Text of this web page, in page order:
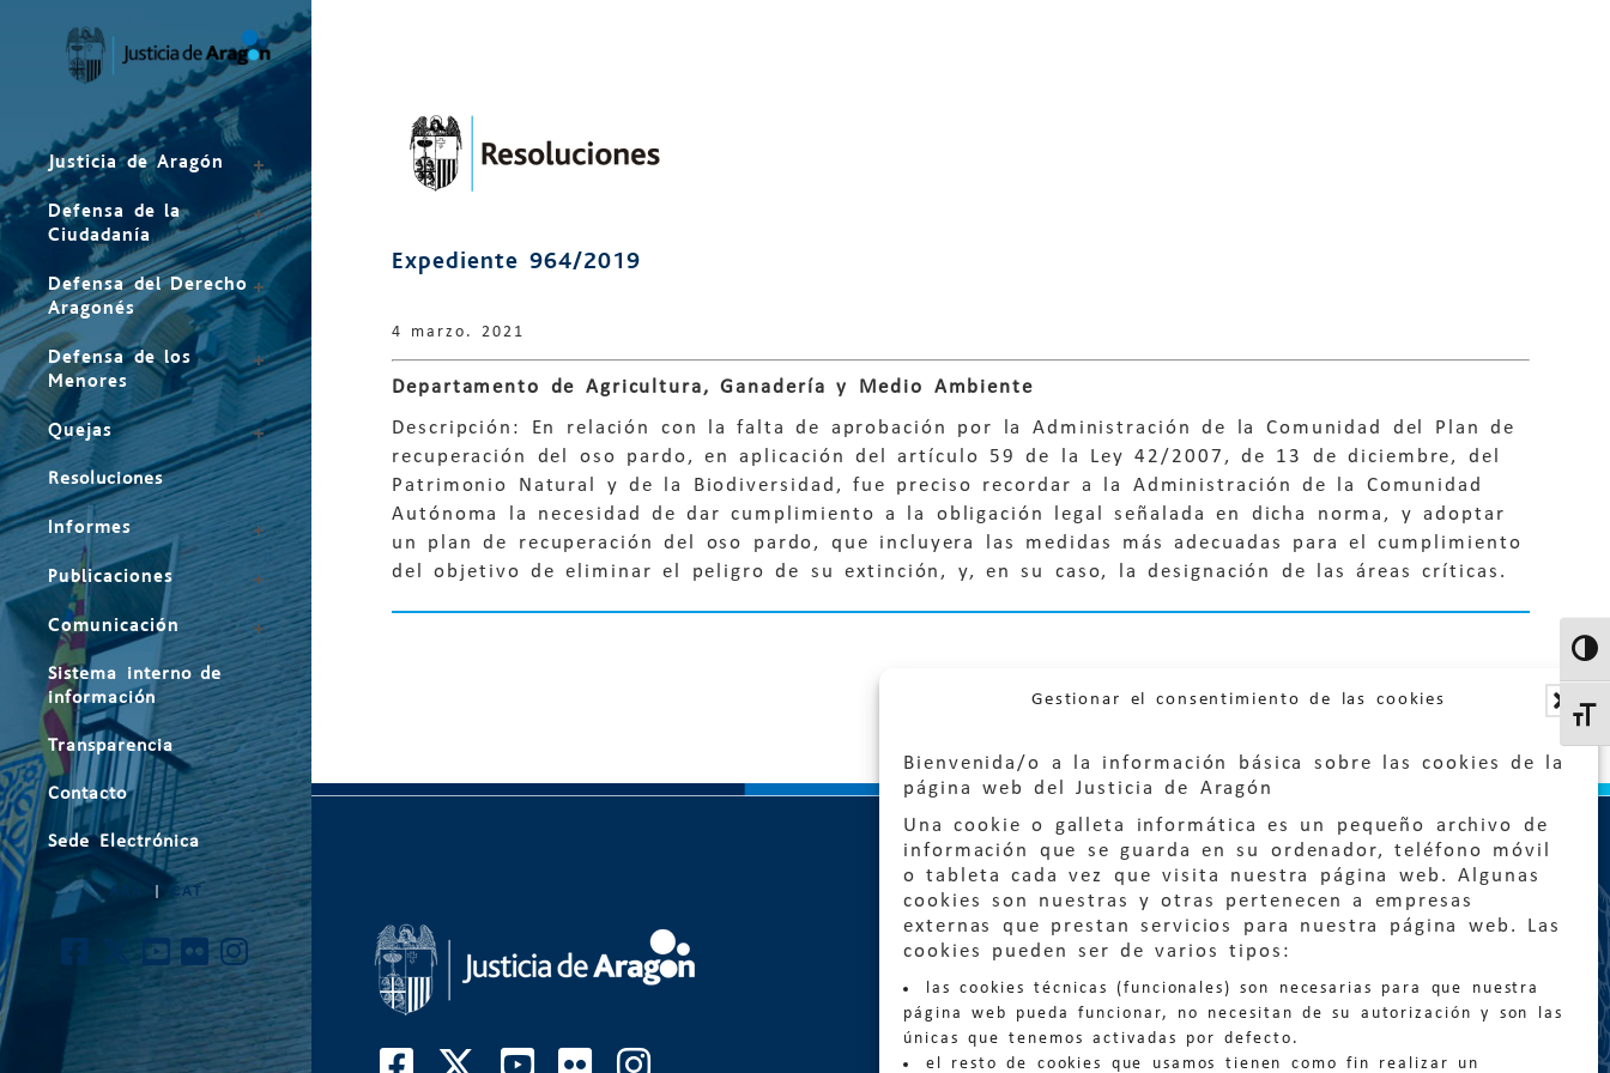
Gestionar el consentimiento de las cookies
Bienvenida/o a la información básica sobre las cookies de la
página web del Justicia de Aragón
Una cookie o galleta informática es un pequeño archivo de
información que se guarda en su ordenador, teléfono móvil
o tableta cada vez que visita nuestra página web. Algunas
cookies son nuestras y otras pertenecen a empresas
externas que prestan servicios para nuestra página web. Las
cookies pueden ser de varios tipos:
las cookies técnicas (funcionales) son necesarias para que nuestra
página web pueda funcionar, no necesitan de su autorización y son las
únicas que tenemos activadas por defecto.
el resto de cookies que usamos tienen como fin realizar un
Justicia de Aragón
Defensa de la
Ciudadanía
Defensa del Derecho
Aragonés
Defensa de los
Menores
Quejas
Resoluciones
Informes
Publicaciones
Comunicación
Sistema interno de
información
Transparencia
Contacto
Sede Electrónica
ARA CAT
Expediente 964/2019
4 marzo. 2021
Departamento de Agricultura, Ganadería y Medio Ambiente
Descripción: En relación con la falta de aprobación por la Administración de la Comunidad del Plan de
recuperación del oso pardo, en aplicación del artículo 59 de la Ley 42/2007, de 13 de diciembre, del
Patrimonio Natural y de la Biodiversidad, fue preciso recordar a la Administración de la Comunidad
Autónoma la necesidad de dar cumplimiento a la obligación legal señalada en dicha norma, y adoptar
un plan de recuperación del oso pardo, que incluyera las medidas más adecuadas para el cumplimiento
del objetivo de eliminar el peligro de su extinción, y, en su caso, la designación de las áreas críticas.
Quejas:quejas@eljusticiadearagon.es
Información general:
informacion@eljusticiadearagon.es